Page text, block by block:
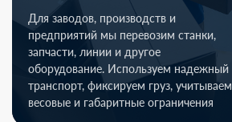
Для заводов, производств и
предприятий мы перевозим станки,
запчасти, линии и другое
оборудование. Используем надежный
транспорт, фиксируем груз, учитываем
весовые и габаритные ограничения